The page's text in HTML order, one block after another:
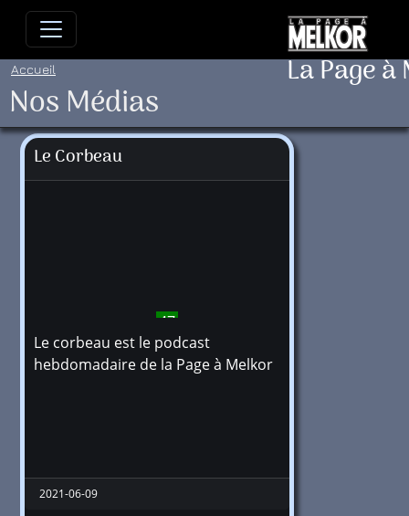
Allez directement au contenu
La Page
Accueil
Nos Médias
Le Corbeau
47
Le corbeau est le podcast
hebdomadaire de la Page à Melkor
2021-06-09